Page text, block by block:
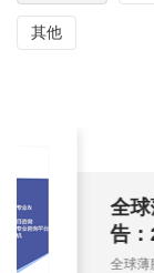
其他
全球薄膜沉
告：2035年
长率预计为
全球薄膜沉积设备